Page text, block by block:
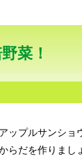
菜！
ップルサンショ
らだを作りまし